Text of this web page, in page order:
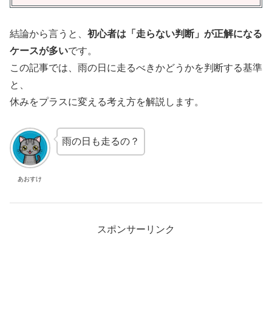
結論から言うと、 初心者は「走らない判断」が正解になる
ケースが多いです。
この記事では、雨の日に走るべきかどうかを判断する基準
と、
休みをプラスに変える考え方を解説します。
あおすけ
雨の日も走るの？
スポンサーリンク